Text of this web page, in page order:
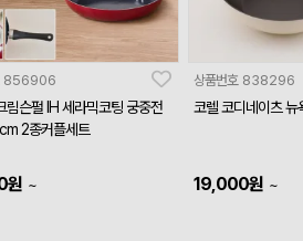
856906
림슨펄 IH 세라믹코팅 궁중전
2종커플세트
원 ~
상품번호 838296
코렐 코디네이츠
19,000원 ~